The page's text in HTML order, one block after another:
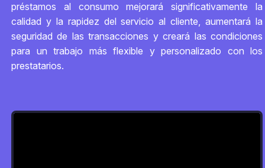
préstamos al consumo mejorará significativamente la
calidad y la rapidez del servicio al cliente, aumentará la
seguridad de las transacciones y creará las condiciones
para un trabajo más flexible y personalizado con los
prestatarios.